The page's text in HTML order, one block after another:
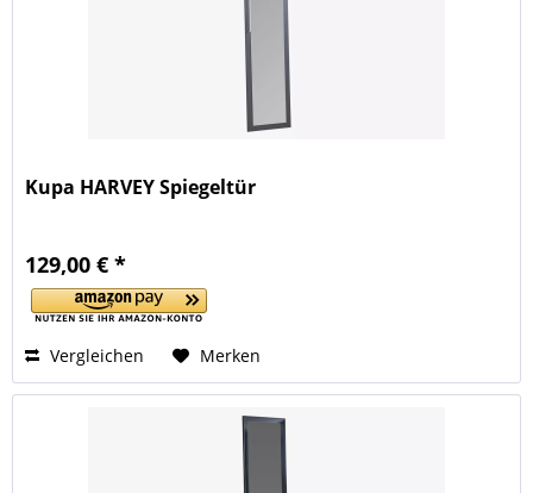
Kupa HARVEY Spiegeltür
129,00 € *
Vergleichen Merken